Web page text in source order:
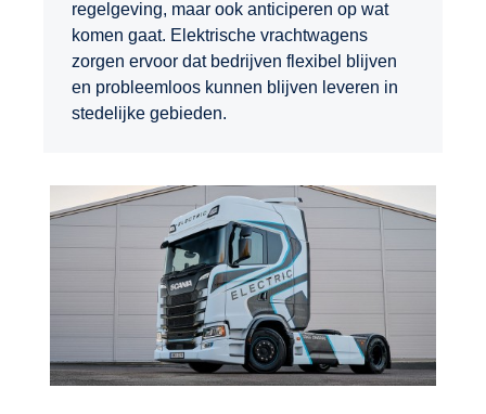
regelgeving, maar ook anticiperen op wat
komen gaat. Elektrische vrachtwagens
zorgen ervoor dat bedrijven flexibel blijven
en probleemloos kunnen blijven leveren in
stedelijke gebieden.